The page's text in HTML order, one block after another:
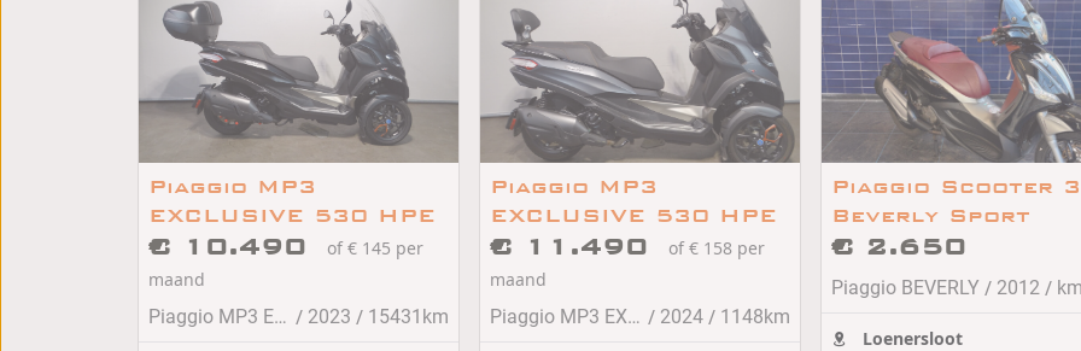
Piaggio MP3
EXCLUSIVE 530 HPE
€ 10.490
of € 145 per
maand
Piaggio MP3 EXCLUSIVE 530 HPE / 2023 / 15431km
Piaggio MP3
EXCLUSIVE 530 HPE
€ 11.490
of € 158 per
maand
Piaggio MP3 EXCLUSIVE 530 HPE / 2024 / 1148km
Piaggio Scooter
Beverly Sport
€ 2.650
Piaggio BEVERLY / 2012 / km
Loenersloot